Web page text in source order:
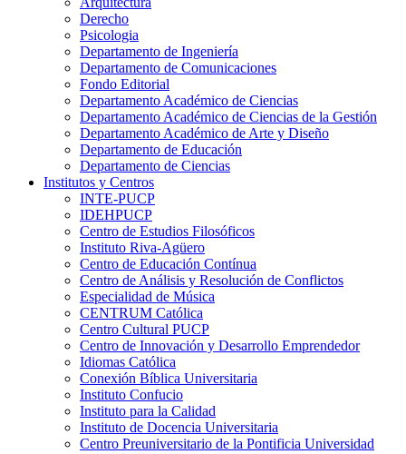
Derecho
Psicologia
Departamento de Ingeniería
Departamento de Comunicaciones
Fondo Editorial
Departamento Académico de Ciencias
Departamento Académico de Ciencias de la Gestión
Departamento Académico de Arte y Diseño
Departamento de Educación
Departamento de Ciencias
Institutos y Centros
INTE-PUCP
IDEHPUCP
Centro de Estudios Filosóficos
Instituto Riva-Agüero
Centro de Educación Contínua
Centro de Análisis y Resolución de Conflictos
Especialidad de Música
CENTRUM Católica
Centro Cultural PUCP
Centro de Innovación y Desarrollo Emprendedor
Idiomas Católica
Conexión Bíblica Universitaria
Instituto Confucio
Instituto para la Calidad
Instituto de Docencia Universitaria
Centro Preuniversitario de la Pontificia Universidad